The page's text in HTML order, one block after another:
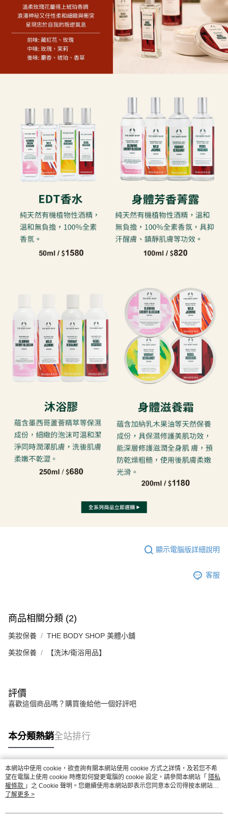
顯示電腦版詳細說明
客服
商品相關分類 (2)
美妝保養 THE BODY SHOP 美體小舖
美妝保養 【洗沐/衛浴用品】
評價
喜歡這個商品嗎？購買後給他一個好評吧
本分類熱銷全站排行
熱門標籤
本網站中使用 cookie，欲查詢有關本網站使用 cookie 方式之詳情，及若您不希
望在電腦上使用 cookie 時應如何變更電腦的 cookie 設定，請參閱本網站「 隱私
權條款 」之 Cookie 聲明。您繼續使用本網站即表示您同意本公司得按本網站使
用條款之 Cookie 聲明使用 cookie。
了解更多 >